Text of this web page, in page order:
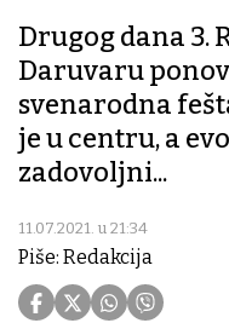
Drugog dana 3.
Daruvaru
svenarodna
je u centru, a
zadovoljni...
11.07.2021. u 21:34
Piše: Redakcija